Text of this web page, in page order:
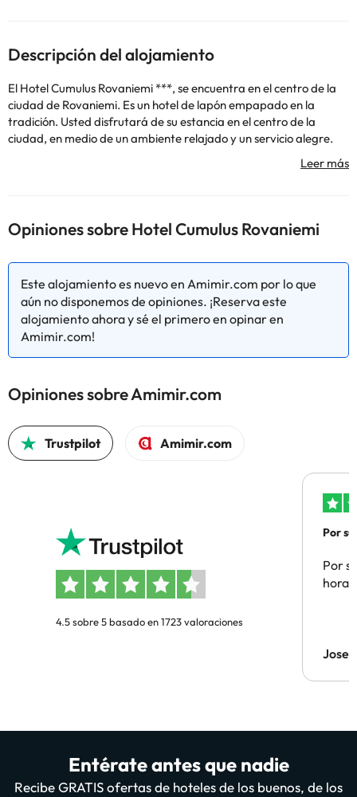
Descripción del alojamiento
El Hotel Cumulus Rovaniemi ***, se encuentra en el centro de la
ciudad de Rovaniemi. Es un hotel de lapón empapado en la
tradición. Usted disfrutará de su estancia en el centro de la
ciudad, en medio de un ambiente relajado y un servicio alegre.
El alojamiento cuenta con piscina y 2 saunas. Hay conexión Wi-Fi
El Centro de Ciencias Arktikum se encuentra a 1 km y la Santa
Claus Holiday Village a 10 minutos en coche.
Algunos de los servicios detallados pueden ser de pago. Puedes
consultar sus tarifas directamente en el establecimiento. Toda la
información de esta ficha está sujeta a cambios por parte del
alojamiento. Si tienes dudas, contáctanos.
Opiniones sobre Hotel Cumulus Rovaniemi
Este alojamiento es nuevo en Amimir.com por lo que
aún no disponemos de opiniones. ¡Reserva este
alojamiento ahora y sé el primero en opinar en
Amimir.com!
Opiniones sobre Amimir.com
Trustpilot Amimir.com
4.5 sobre 5 basado en 1723 valoraciones
Por
Por
hora
Jose
Entérate antes que nadie
Recibe GRATIS ofertas de hoteles de los buenos, de los